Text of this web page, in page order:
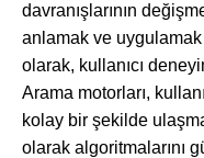
davranışlarının
anlamak ve
olarak, kullanıcı
Arama motorları,
kolay bir şekilde
olarak algoritmalarını